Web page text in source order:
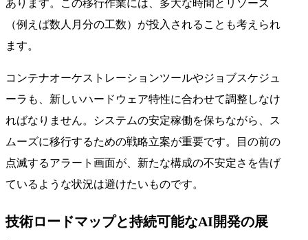
あります。この移行作業には、多大な時間とリソース
（例えば数人月分の工数）が投入されることも考えられ
ます。
コンテナオーケストレーションツールやジョブスケジュ
ーラも、新しいハードウェア特性に合わせて調整しなけ
ればなりません。システムの安定稼働を保ちながら、ス
ムーズに移行するための戦略立案が重要です。目の前の
点滅するアラート画面が、新たな構成の不安定さを告げ
ているような状況は避けたいものです。
技術ロードマップと持続可能なAI開発の展